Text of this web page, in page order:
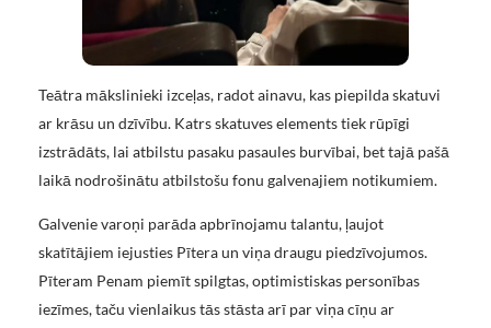
Teātra mākslinieki izceļas, radot ainavu, kas piepilda skatuvi
ar krāsu un dzīvību. Katrs skatuves elements tiek rūpīgi
izstrādāts, lai atbilstu pasaku pasaules burvībai, bet tajā pašā
laikā nodrošinātu atbilstošu fonu galvenajiem notikumiem.
Galvenie varoņi parāda apbrīnojamu talantu, ļaujot
skatītājiem iejusties Pītera un viņa draugu piedzīvojumos.
Pīteram Penam piemīt spilgtas, optimistiskas personības
iezīmes, taču vienlaikus tās stāsta arī par viņa cīņu ar